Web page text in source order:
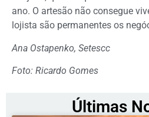
ano. O artesão não consegue
lojista são permanentes os
Ana Ostapenko, Setescc
Foto: Ricardo Gomes
Últimas